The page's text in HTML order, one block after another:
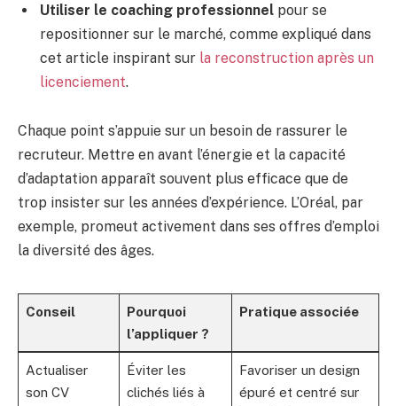
Utiliser le coaching professionnel pour se
repositionner sur le marché, comme expliqué dans
cet article inspirant sur la reconstruction après un
licenciement.
Chaque point s’appuie sur un besoin de rassurer le
recruteur. Mettre en avant l’énergie et la capacité
d’adaptation apparaît souvent plus efficace que de
trop insister sur les années d’expérience. L’Oréal, par
exemple, promeut activement dans ses offres d’emploi
la diversité des âges.
Conseil
Pourquoi
l’appliquer ?
Pratique associée
Actualiser
son CV
Éviter les
clichés liés à
Favoriser un design
épuré et centré sur